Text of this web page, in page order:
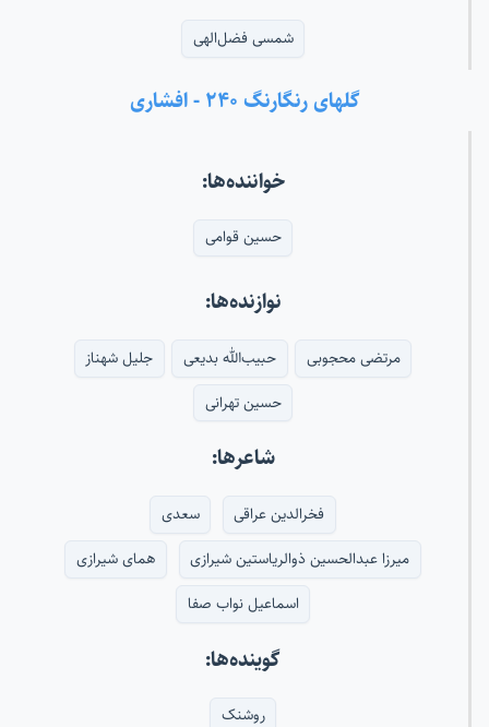
شمسی فضل‌الهی
گلهای رنگارنگ ۲۴۰ - افشاری
خواننده‌ها:
حسین قوامی
نوازنده‌ها:
مرتضی محجوبی حبیب‌الله بدیعی
جلیل شهناز
حسین تهرانی
شاعرها:
فخرالدین عراقی
سعدی
میرزا عبدالحسین ذوالریاستین شیرازی
همای شیرازی
اسماعیل نواب صفا
گوینده‌ها:
روشنک